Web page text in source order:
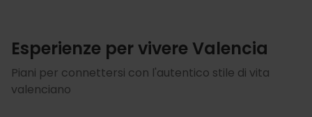
Esperienze per vivere Valencia
Piani per connettersi con l'autentico stile di vita
valenciano